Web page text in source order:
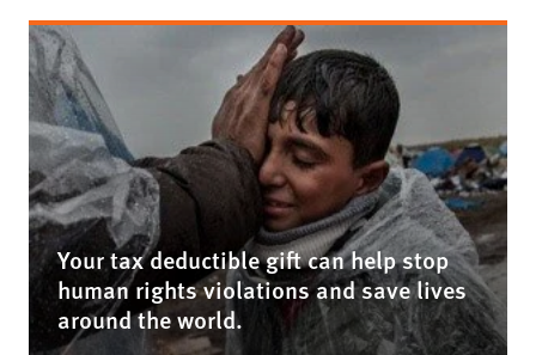
Your tax deductible gift can help stop
human rights violations and save lives
around the world.